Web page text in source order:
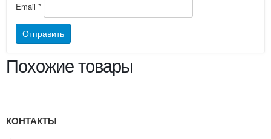
Email *
Похожие товары
КОНТАКТЫ